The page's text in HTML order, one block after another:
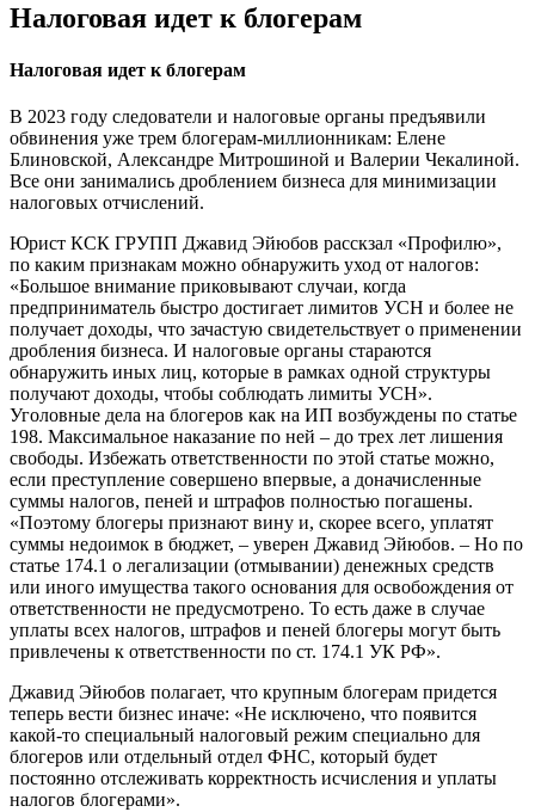
Налоговая идет к блогерам
Налоговая идет к блогерам
В 2023 году следователи и налоговые органы предъявили
обвинения уже трем блогерам-миллионникам: Елене
Блиновской, Александре Митрошиной и Валерии Чекалиной.
Все они занимались дроблением бизнеса для минимизации
налоговых отчислений.
Юрист КСК ГРУПП Джавид Эйюбов расскзал «Профилю»,
по каким признакам можно обнаружить уход от налогов:
«Большое внимание приковывают случаи, когда
предприниматель быстро достигает лимитов УСН и более не
получает доходы, что зачастую свидетельствует о применении
дробления бизнеса. И налоговые органы стараются
обнаружить иных лиц, которые в рамках одной структуры
получают доходы, чтобы соблюдать лимиты УСН».
Уголовные дела на блогеров как на ИП возбуждены по статье
198. Максимальное наказание по ней – до трех лет лишения
свободы. Избежать ответственности по этой статье можно,
если преступление совершено впервые, а доначисленные
суммы налогов, пеней и штрафов полностью погашены.
«Поэтому блогеры признают вину и, скорее всего, уплатят
суммы недоимок в бюджет, – уверен Джавид Эйюбов. – Но по
статье 174.1 о легализации (отмывании) денежных средств
или иного имущества такого основания для освобождения от
ответственности не предусмотрено. То есть даже в случае
уплаты всех налогов, штрафов и пеней блогеры могут быть
привлечены к ответственности по ст. 174.1 УК РФ».
Джавид Эйюбов полагает, что крупным блогерам придется
теперь вести бизнес иначе: «Не исключено, что появится
какой-то специальный налоговый режим специально для
блогеров или отдельный отдел ФНС, который будет
постоянно отслеживать корректность исчисления и уплаты
налогов блогерами».